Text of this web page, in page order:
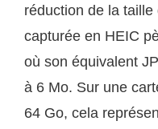
réduction de la
capturée en HEIC
où son équivalent
à 6 Mo. Sur une
64 Go, cela